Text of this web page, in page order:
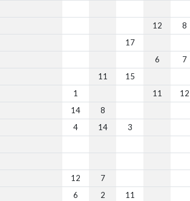
12 8
17
6 7
11 15
1 11 12
14 8
4 14 3
12 7
6 2 11